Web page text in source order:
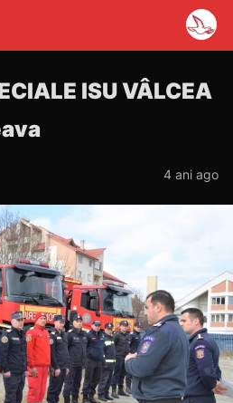
ISU VÂLCEA
4 ani ago